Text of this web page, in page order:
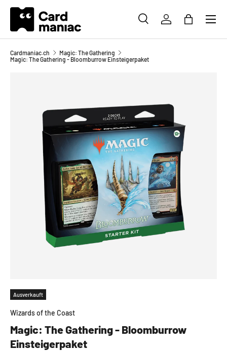
DIREKT ZUM INHALT
SUCHEEINLOGGEN
Menü
Cardmaniac.ch
Magic: The Gathering
Magic: The Gathering - Bloomburrow Einsteigerpaket
Ausverkauft
Wizards of the Coast
Magic: The Gathering - Bloomburrow
Einsteigerpaket